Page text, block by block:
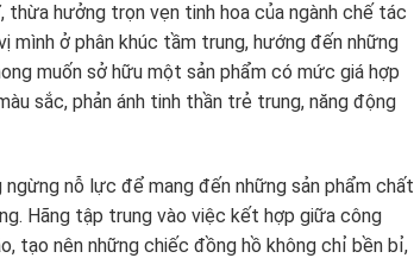
hưởng trọn vẹn tinh hoa của ngành chế tác
mình ở phân khúc tầm trung, hướng đến những
muốn sở hữu một sản phẩm có mức giá hợp
sắc, phản ánh tinh thần trẻ trung, năng động
nỗ lực để mang đến những sản phẩm chất
Hãng tập trung vào việc kết hợp giữa công
tạo nên những chiếc đồng hồ không chỉ bền bỉ,